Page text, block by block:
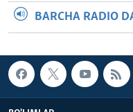
BARCHA RADIO